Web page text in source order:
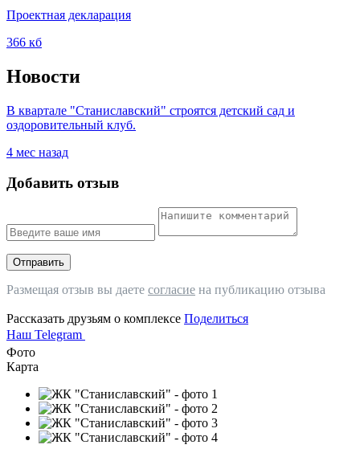
Проектная декларация
366 кб
Новости
​В квартале "Станиславский" строятся детский сад и
оздоровительный клуб.
4 мес назад
Добавить отзыв
Отправить
Размещая отзыв вы даете согласие на публикацию отзыва
Рассказать друзьям о комплексе Поделиться
Наш Telegram
Фото
Карта